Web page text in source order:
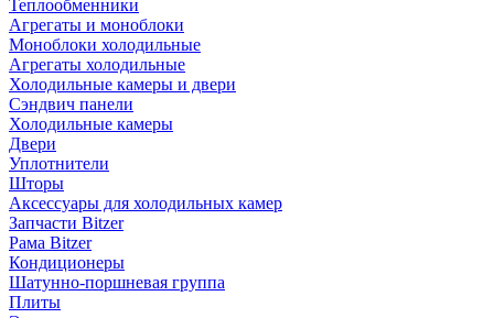
Теплообменники
Агрегаты и моноблоки
Моноблоки холодильные
Агрегаты холодильные
Холодильные камеры и двери
Сэндвич панели
Холодильные камеры
Двери
Уплотнители
Шторы
Аксессуары для холодильных камер
Запчасти Bitzer
Рама Bitzer
Кондиционеры
Шатунно-поршневая группа
Плиты